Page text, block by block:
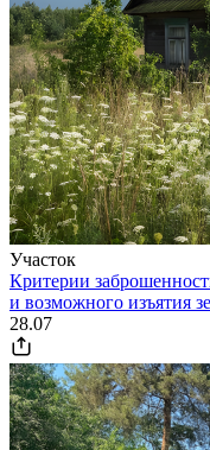
Участок
Критерии
и возможного изъятия
28.07